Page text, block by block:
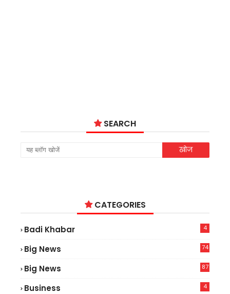
SEARCH
CATEGORIES
Badi Khabar 4
Big News
74
Big News
87
Business 4